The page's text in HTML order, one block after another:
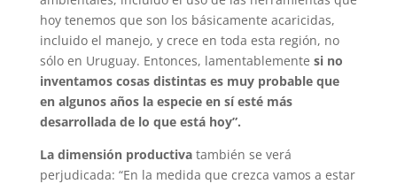
hoy tenemos que son los básicamente acaricidas,
incluido el manejo, y crece en toda esta región, no
sólo en Uruguay. Entonces, lamentablemente si no
inventamos cosas distintas es muy probable que
en algunos años la especie en sí esté más
desarrollada de lo que está hoy”.
La dimensión productivatambién se verá
perjudicada: “En la medida que crezca vamos a estar